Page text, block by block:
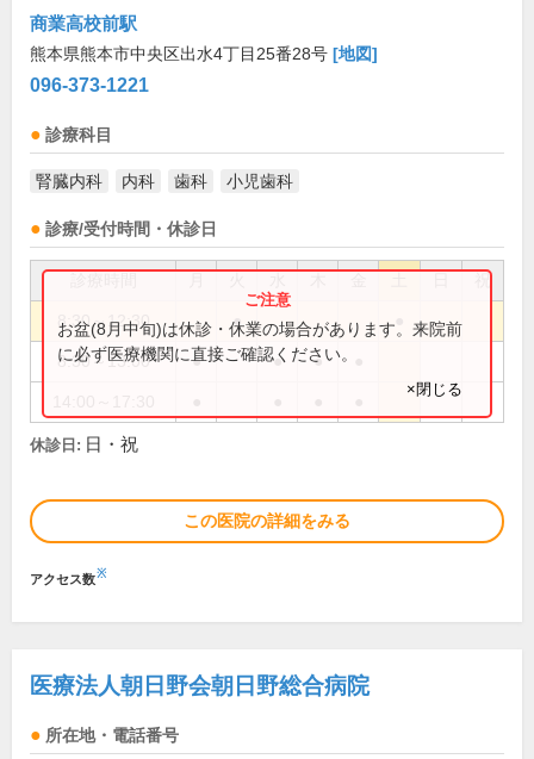
商業高校前駅
熊本県熊本市中央区出水4丁目25番28号 [地図]
096-373-1221
診療科目
腎臓内科 内科 歯科 小児歯科
診療/受付時間・休診日
祝
8:30～12:30 ●
8:30～13:00 ● ● ●
お盆(8月中旬)は休診・休業の場合があります。来院前
に必ず医療機関に直接ご確認ください。
×閉じる
休診日: 日・祝
この医院の詳細をみる
アクセス数※
医療法人朝日野会朝日野総合病院
所在地・電話番号